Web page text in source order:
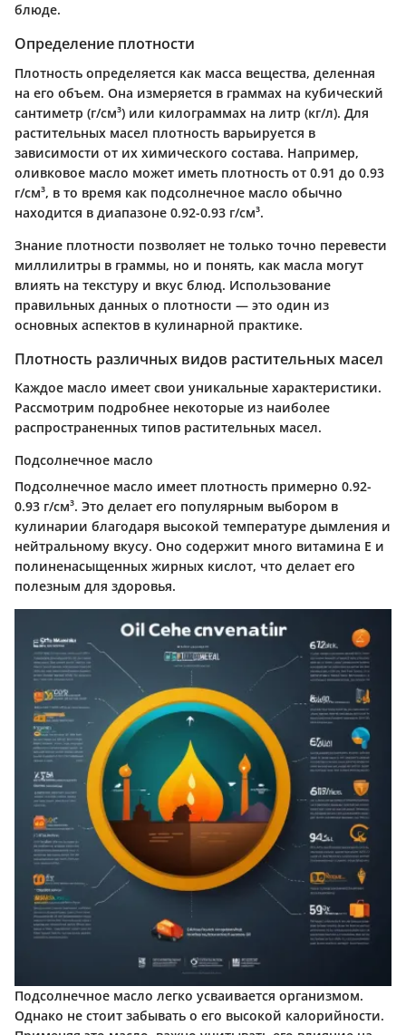
блюде.
Определение плотности
Плотность определяется как масса вещества, деленная
на его объем. Она измеряется в граммах на кубический
сантиметр (г/см³) или килограммах на литр (кг/л). Для
растительных масел плотность варьируется в
зависимости от их химического состава. Например,
оливковое масло может иметь плотность от 0.91 до 0.93
г/см³, в то время как подсолнечное масло обычно
находится в диапазоне 0.92-0.93 г/см³.
Знание плотности позволяет не только точно перевести
миллилитры в граммы, но и понять, как масла могут
влиять на текстуру и вкус блюд. Использование
правильных данных о плотности — это один из
основных аспектов в кулинарной практике.
Плотность различных видов растительных масел
Каждое масло имеет свои уникальные характеристики.
Рассмотрим подробнее некоторые из наиболее
распространенных типов растительных масел.
Подсолнечное масло
Подсолнечное масло имеет плотность примерно 0.92-
0.93 г/см³. Это делает его популярным выбором в
кулинарии благодаря высокой температуре дымления и
нейтральному вкусу. Оно содержит много витамина E и
полиненасыщенных жирных кислот, что делает его
полезным для здоровья.
Подсолнечное масло легко усваивается организмом.
Однако не стоит забывать о его высокой калорийности.